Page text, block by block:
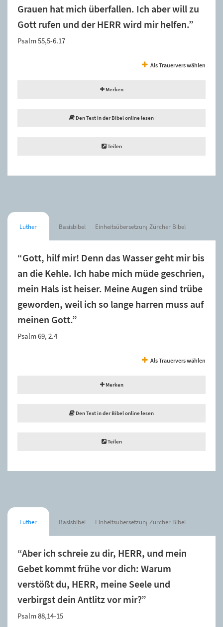
Grauen hat mich überfallen. Ich aber will zu
Gott rufen und der HERR wird mir helfen.”
Psalm 55,5-6.17
Als Trauervers wählen
Merken
Den Text in der Bibel online lesen
Teilen
Luther Basisbibel Einheitsübersetzung Zürcher Bibel
“Gott, hilf mir! Denn das Wasser geht mir bis
an die Kehle. Ich habe mich müde geschrien,
mein Hals ist heiser. Meine Augen sind trübe
geworden, weil ich so lange harren muss auf
meinen Gott.”
Psalm 69, 2.4
Als Trauervers wählen
Merken
Den Text in der Bibel online lesen
Teilen
Luther Basisbibel Einheitsübersetzung Zürcher Bibel
“Aber ich schreie zu dir, HERR, und mein
Gebet kommt frühe vor dich: Warum
verstößt du, HERR, meine Seele und
verbirgst dein Antlitz vor mir?”
Psalm 88,14-15